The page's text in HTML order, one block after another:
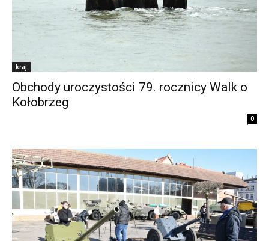
kraj
Obchody uroczystości 79. rocznicy Walk o
Kołobrzeg
0